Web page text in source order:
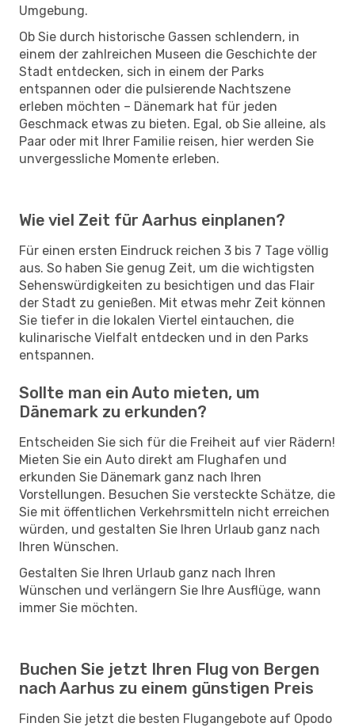
Umgebung.
Ob Sie durch historische Gassen schlendern, in
einem der zahlreichen Museen die Geschichte der
Stadt entdecken, sich in einem der Parks
entspannen oder die pulsierende Nachtszene
erleben möchten – Dänemark hat für jeden
Geschmack etwas zu bieten. Egal, ob Sie alleine, als
Paar oder mit Ihrer Familie reisen, hier werden Sie
unvergessliche Momente erleben.
Wie viel Zeit für Aarhus einplanen?
Für einen ersten Eindruck reichen 3 bis 7 Tage völlig
aus. So haben Sie genug Zeit, um die wichtigsten
Sehenswürdigkeiten zu besichtigen und das Flair
der Stadt zu genießen. Mit etwas mehr Zeit können
Sie tiefer in die lokalen Viertel eintauchen, die
kulinarische Vielfalt entdecken und in den Parks
entspannen.
Sollte man ein Auto mieten, um
Dänemark zu erkunden?
Entscheiden Sie sich für die Freiheit auf vier Rädern!
Mieten Sie ein Auto direkt am Flughafen und
erkunden Sie Dänemark ganz nach Ihren
Vorstellungen. Besuchen Sie versteckte Schätze, die
Sie mit öffentlichen Verkehrsmitteln nicht erreichen
würden, und gestalten Sie Ihren Urlaub ganz nach
Ihren Wünschen.
Gestalten Sie Ihren Urlaub ganz nach Ihren
Wünschen und verlängern Sie Ihre Ausflüge, wann
immer Sie möchten.
Buchen Sie jetzt Ihren Flug von Bergen
nach Aarhus zu einem günstigen Preis
Finden Sie jetzt die besten Flugangebote auf Opodo